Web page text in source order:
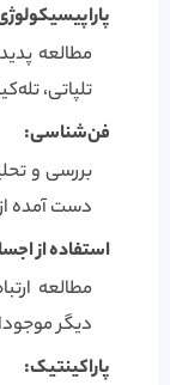
مطالعه
تلپاتی،
فن‌شناسی:
بررسی و
دست آمده
استفاده از
مطالعه
دیگر
پاراکینتیک: